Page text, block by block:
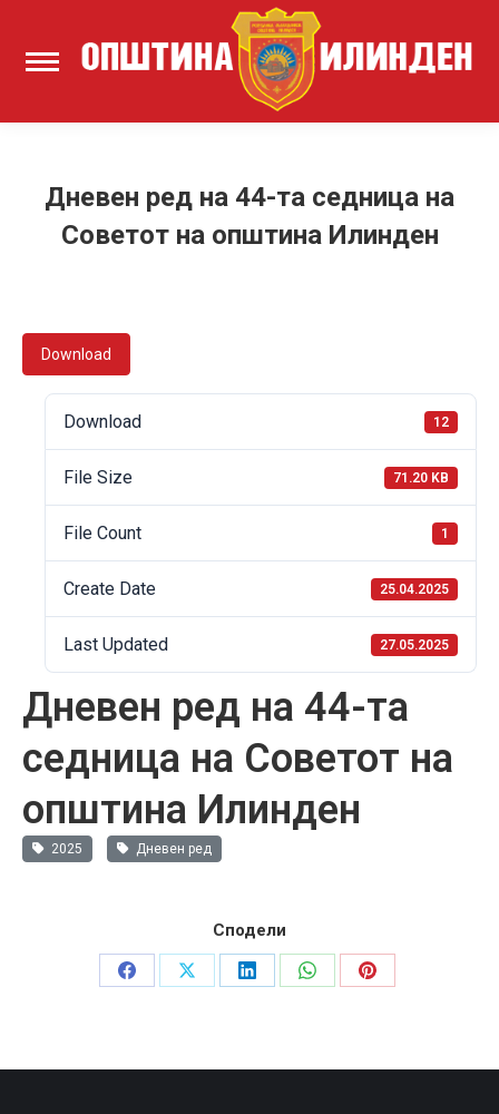
Дневен ред на 44-та седница на
Советот на општина Илинден
Download
Download 12
File Size 71.20 KB
File Count 1
Create Date 25.04.2025
Last Updated 27.05.2025
Дневен ред на 44-та
седница на Советот на
општина Илинден
2025 Дневен ред
Сподели
Share
Share
Share
Share
Share